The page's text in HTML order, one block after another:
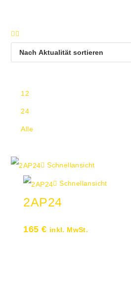
12
24
Alle
Schnellansicht
Schnellansicht
2AP24
165€ inkl. MwSt.